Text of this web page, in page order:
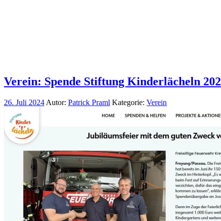
Verein: Spende Stiftung Kinderlächeln
26. Juli 2024 Autor: Patrick Praml Kategorie: Verein